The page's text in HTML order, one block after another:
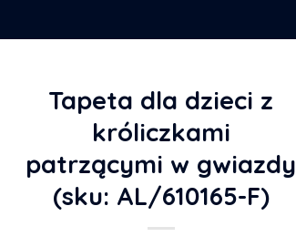
Tapeta dla dzieci z
króliczkami
patrzącymi w gwiazdy
(sku: AL/610165-F)